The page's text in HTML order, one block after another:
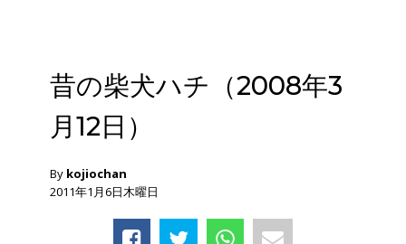
昔の柴犬ハチ（2008年3
月12日）
By kojiochan
2011年1月6日木曜日